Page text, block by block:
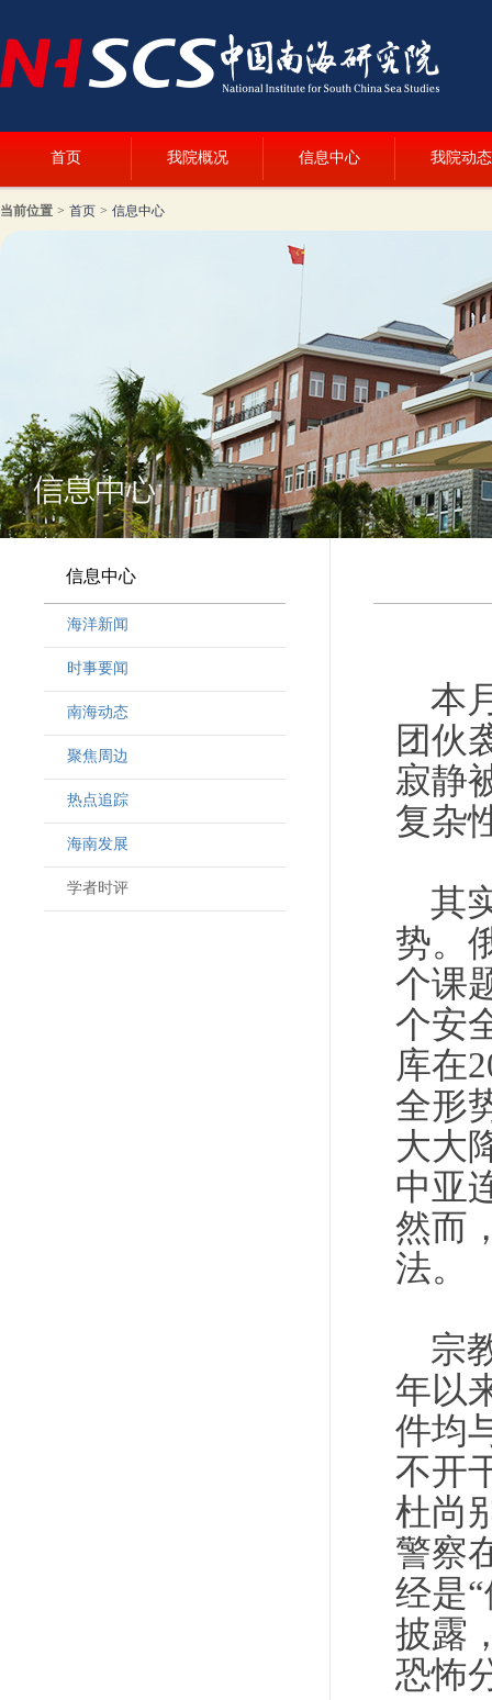
首页 我院概况 信息中心 我院动态
当前位置 > 首页 > 信息中心
信息中心
海洋新闻
时事要闻
南海动态
聚焦周边
热点追踪
海南发展
学者时评
本
团伙
寂静
复杂
其
势。
个课
个安
库在
全形
大大
中亚
然而
法。
宗
年以
件均
不开
杜尚
警察
经是
披露
恐怖